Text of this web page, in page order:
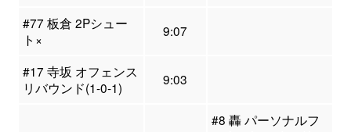
#77 板倉 2Pシュー
ト×
9:07
#17 寺坂 オフェンス
リバウンド(1-0-1)
9:03
#8 轟 パーソナルフ